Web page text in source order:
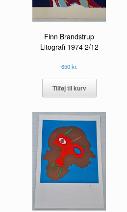
Finn Brandstrup
Litografi 1974 2/12
650kr.
Tilføj til kurv